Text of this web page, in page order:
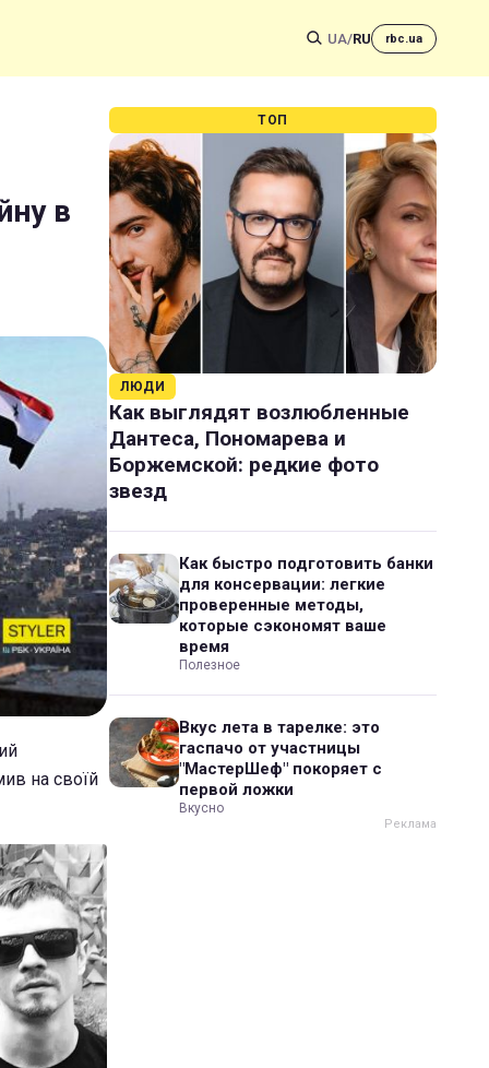
UA/RU rbc.ua
в
на своїй
ТОП
ЛЮДИ
Как выглядят возлюбленные
Дантеса, Пономарева и
Боржемской: редкие фото
звезд
Как быстро подготовить банки
для консервации: легкие
проверенные методы,
которые сэкономят ваше
время
Полезное
Вкус лета в тарелке: это
гаспачо от участницы
"МастерШеф" покоряет с
первой ложки
Вкусно